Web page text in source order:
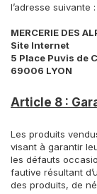
l’adresse suivante :
MERCERIE DES
Site Internet
5 Place Puvis de
69006 LYON
Article 8 :
Les produits
visant à garantir
les défauts
fautive résultant
des produits, de